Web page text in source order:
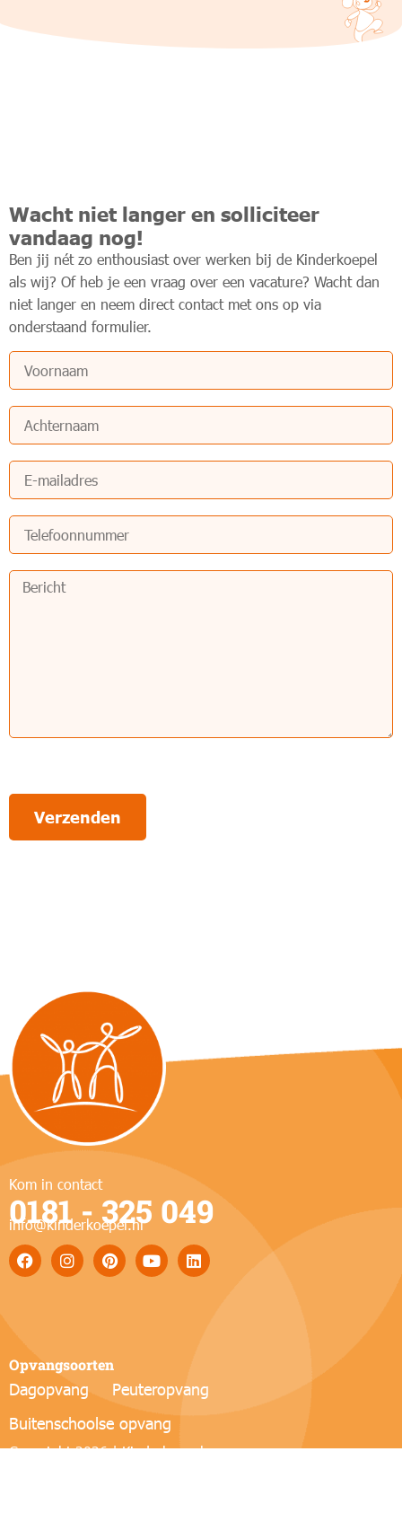
Wacht niet langer en solliciteer
vandaag nog!
Ben jij nét zo enthousiast over werken bij de Kinderkoepel
als wij? Of heb je een vraag over een vacature? Wacht dan
niet langer en neem direct contact met ons op via
onderstaand formulier.
Verzenden
Kom in contact
0181 - 325 049
info@kinderkoepel.nl
Opvangsoorten
Dagopvang
Peuteropvang
Buitenschoolse opvang
Copyright 2026 | Kinderkoepel